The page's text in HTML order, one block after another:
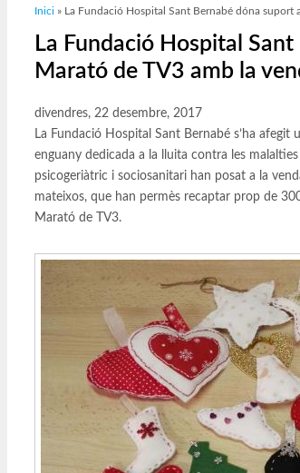
Inici » La Fundació Hospital Sant Bernabé dóna
La Fundació Hospital
Marató de TV3 amb la
divendres, 22 desembre, 2017
La Fundació Hospital Sant Bernabé s’ha
enguany dedicada a la lluita contra les
psicogeriàtric i sociosanitari han posat a la
mateixos, que han permès recaptar prop de
Marató de TV3.